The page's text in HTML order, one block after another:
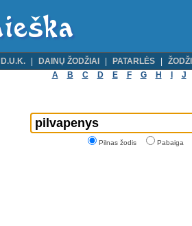
D.U.K. DAINŲ ŽODŽIAI PATARLĖS
A
B C D E F G H J
Pilnas žodis Pabaiga